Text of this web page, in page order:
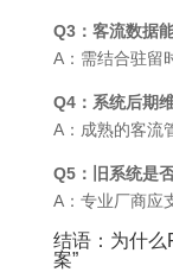
Q3：客流数据
A：需结合驻留
Q4：系统后期
A：成熟的客流
Q5：旧系统是
A：专业厂商应
结语：为什么
案”